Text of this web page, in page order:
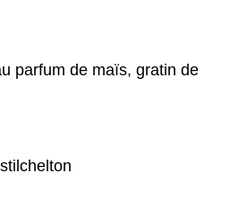
parfum de maïs, gratin de